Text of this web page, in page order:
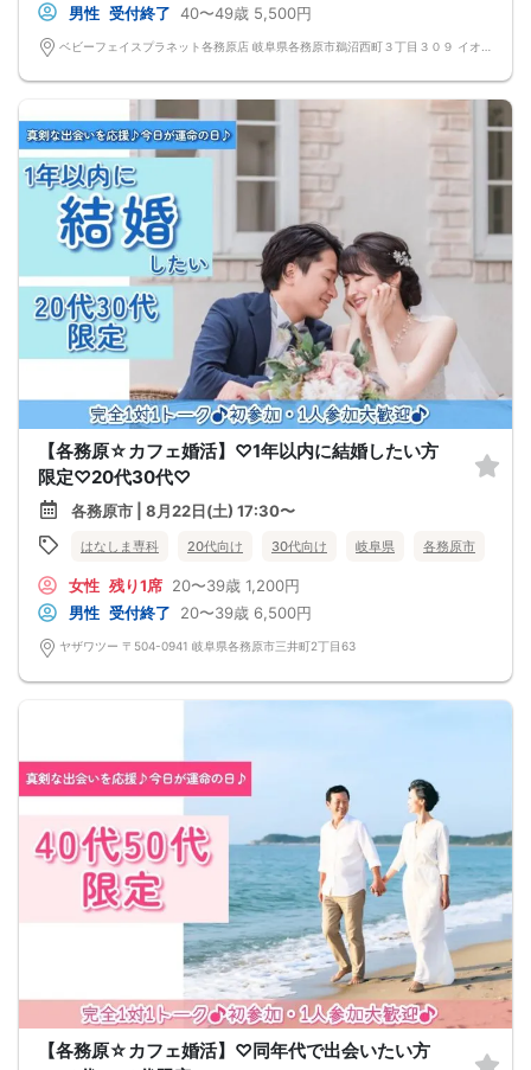
男性 受付終了 40〜49歳 5,500円
【各務原☆カフェ婚活】♡1年以内に結婚したい方
限定♡20代30代♡
各務原市 | 8月22日(土) 17:30〜
はなしま専科 20代向け 30代向け 岐阜県 各務原市
女性 残り1席 20〜39歳 1,200円
男性 受付終了 20〜39歳 6,500円
ヤザワツー 〒504-0941 岐阜県各務原市三井町2丁目63
【各務原☆カフェ婚活】♡同年代で出会いたい方